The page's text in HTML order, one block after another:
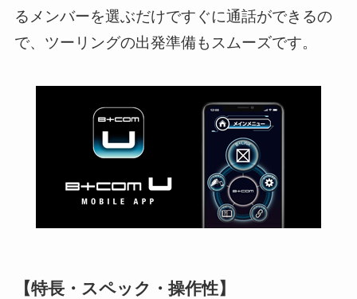
るメンバーを選ぶだけですぐに通話ができるの
で、ツーリングの出発準備もスムーズです。
【特長・スペック・操作性】